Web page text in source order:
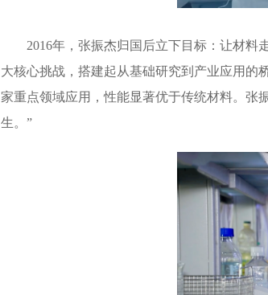
2016年，张振杰归国后立下目标：让材
大核心挑战，搭建起从基础研究到产业应用的
家重点领域应用，性能显著优于传统材料。张
生。”